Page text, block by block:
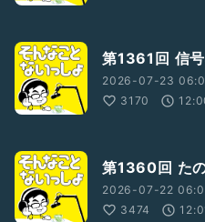
第1361回 信
2026-07-23
3170
第1360回 た
2026-07-22
3474